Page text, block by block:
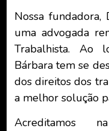
Nossa fundadora,
uma advogada
Trabalhista. Ao
Bárbara tem se
dos direitos dos
a melhor solução
Acreditamos